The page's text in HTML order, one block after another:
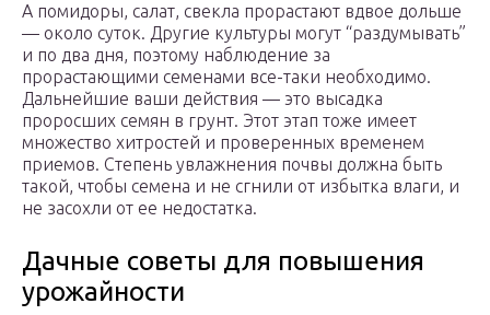
А помидоры, салат, свекла прорастают вдвое дольше
— около суток. Другие культуры могут “раздумывать”
и по два дня, поэтому наблюдение за
прорастающими семенами все-таки необходимо.
Дальнейшие ваши действия — это высадка
проросших семян в грунт. Этот этап тоже имеет
множество хитростей и проверенных временем
приемов. Степень увлажнения почвы должна быть
такой, чтобы семена и не сгнили от избытка влаги, и
не засохли от ее недостатка.
Дачные советы для повышения
урожайности